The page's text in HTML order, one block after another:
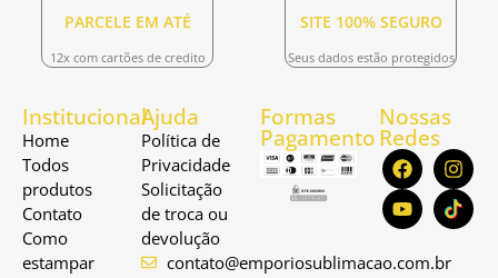
PARCELE EM ATÉ
12x com cartões de credito
SITE 100% SEGURO
Seus dados estão protegidos
Institucional
Home
Todos
produtos
Contato
Como
estampar
Ajuda
Política de
Privacidade
Solicitação
de troca ou
devolução
contato@emporiosublimacao.com.br
Formas
Pagamento
Nossas
Redes